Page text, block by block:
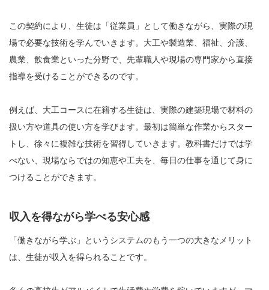
この契約により、生徒は「従業員」として働きながら、実際の現
場で必要な技術を学んでいきます。大工や製造業、福祉、介護、
農業、飲食業といった分野で、先輩職人や現場の専門家から直接
指導を受けることができるのです。
例えば、大工コースに在籍する生徒は、実際の建築現場で材料の
扱い方や道具の使い方を学びます。最初は簡単な作業からスター
トし、徐々に複雑な技術を習得していきます。教科書だけでは学
べない、現場ならではの知恵や工夫を、毎日の仕事を通じて身に
つけることができます。
収入を得ながら学べる安心感
「働きながら学ぶ」というシステムのもう一つの大きなメリット
は、生徒が収入を得られることです。